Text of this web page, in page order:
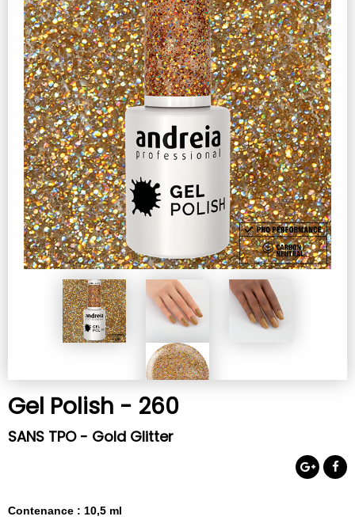
Gel Polish - 260
SANS TPO - Gold Glitter
Contenance : 10,5 ml